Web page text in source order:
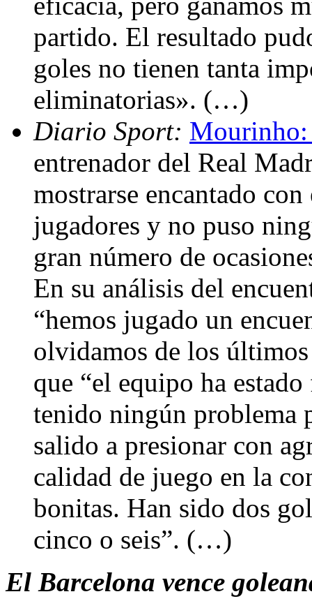
partido. El resultado
goles no tienen tanta
eliminatorias». (…)
Diario Sport: Mourinho:
entrenador del Real
mostrarse encantado
jugadores y no puso
gran número de
En su análisis del
“hemos jugado un
olvidamos de los
que “el equipo ha
tenido ningún problema
salido a presionar con
calidad de juego en la
bonitas. Han sido dos
cinco o seis”. (…)
El Barcelona vence